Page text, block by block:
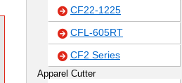
CF22-1225
CFL-605RT
CF2 Series
Apparel Cutter